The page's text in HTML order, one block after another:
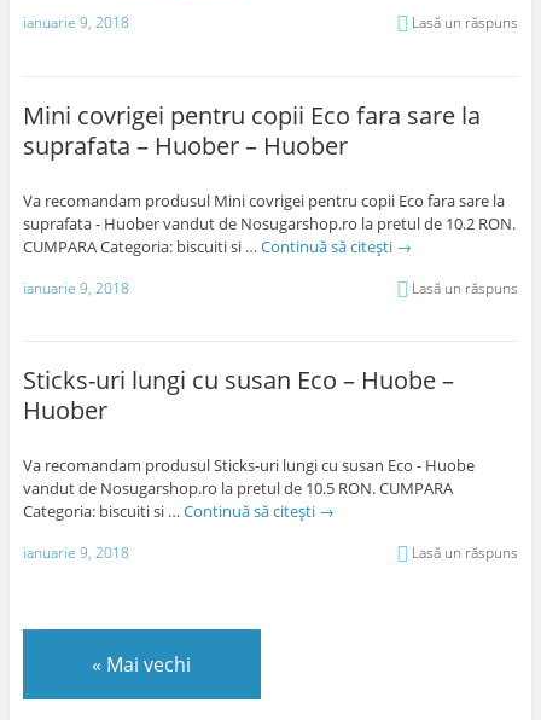
ianuarie 9, 2018 Lasă un răspuns
Mini covrigei pentru copii Eco fara sare la
suprafata – Huober – Huober
Va recomandam produsul Mini covrigei pentru copii Eco fara sare la
suprafata - Huober vandut de Nosugarshop.ro la pretul de 10.2 RON.
CUMPARA Categoria: biscuiti si … Continuă să citești →
ianuarie 9, 2018 Lasă un răspuns
Sticks-uri lungi cu susan Eco – Huobe –
Huober
Va recomandam produsul Sticks-uri lungi cu susan Eco - Huobe
vandut de Nosugarshop.ro la pretul de 10.5 RON. CUMPARA
Categoria: biscuiti si … Continuă să citești →
ianuarie 9, 2018 Lasă un răspuns
« Mai vechi